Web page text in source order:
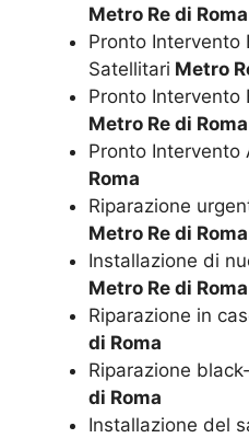
Metro Re di Roma
Pronto Intervento
Satellitari Metro
Pronto Intervento
Metro Re di Roma
Pronto Intervento
Roma
Riparazione
Metro Re di Roma
Installazione di
Metro Re di Roma
Riparazione in
di Roma
Riparazione
di Roma
Installazione del